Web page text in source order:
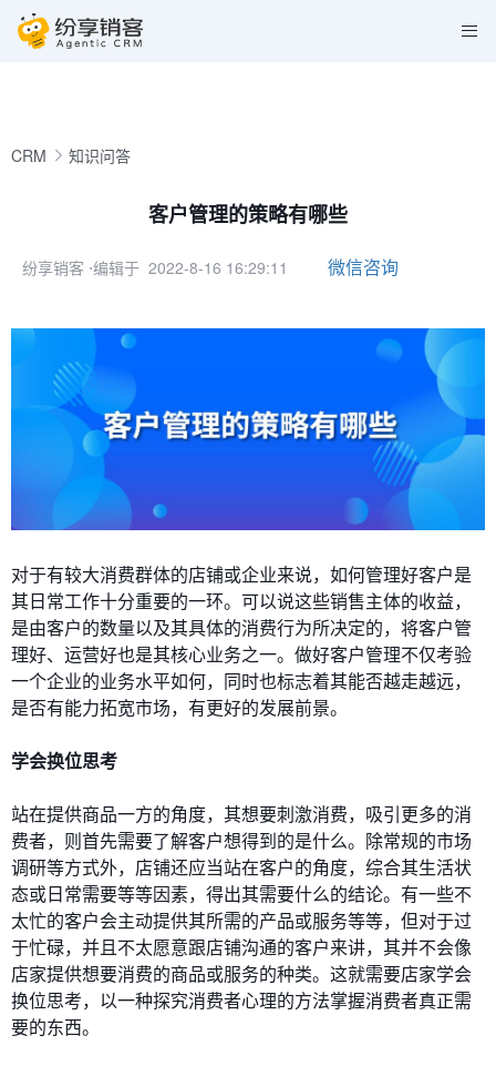
CRM 知识问答
客户管理的策略有哪些
纷享销客 ⋅编辑于 2022-8-16 16:29:11 微信咨询
对于有较大消费群体的店铺或企业来说，如何管理好客户是
其日常工作十分重要的一环。可以说这些销售主体的收益，
是由客户的数量以及其具体的消费行为所决定的，将客户管
理好、运营好也是其核心业务之一。做好客户管理不仅考验
一个企业的业务水平如何，同时也标志着其能否越走越远，
是否有能力拓宽市场，有更好的发展前景。
学会换位思考
站在提供商品一方的角度，其想要刺激消费，吸引更多的消
费者，则首先需要了解客户想得到的是什么。除常规的市场
调研等方式外，店铺还应当站在客户的角度，综合其生活状
态或日常需要等等因素，得出其需要什么的结论。有一些不
太忙的客户会主动提供其所需的产品或服务等等，但对于过
于忙碌，并且不太愿意跟店铺沟通的客户来讲，其并不会像
店家提供想要消费的商品或服务的种类。这就需要店家学会
换位思考，以一种探究消费者心理的方法掌握消费者真正需
要的东西。